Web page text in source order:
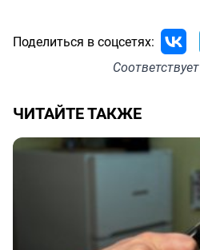
Поделиться в соцсетях:
Соответствует
ЧИТАЙТЕ ТАКЖЕ